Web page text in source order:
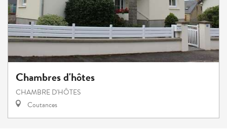
Chambres d'hôtes
CHAMBRE D'HÔTES
Coutances